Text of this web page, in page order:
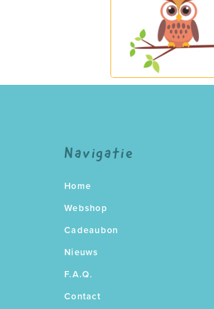
Navigatie
Home
Webshop
Cadeaubon
Nieuws
F.A.Q.
Contact